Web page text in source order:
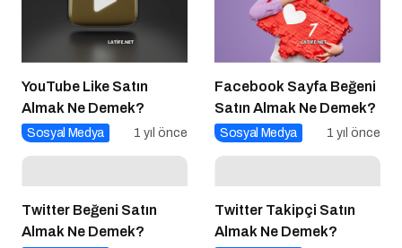
YouTube Like Satın
Almak Ne Demek?
Sosyal Medya 1 yıl önce
Facebook Sayfa Beğeni
Satın Almak Ne Demek?
Sosyal Medya 1 yıl önce
Twitter Beğeni Satın
Almak Ne Demek?
Twitter Takipçi Satın
Almak Ne Demek?